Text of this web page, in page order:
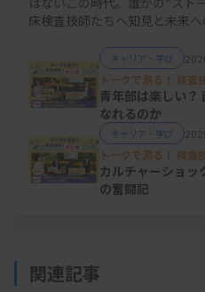
った時の話しをしますね
を担当。趣味は海外旅行
グ。医療系CRO企業所属
臨床検査業界を“わくわく”する
床検査技師たちへ知見と未来へ
キャリア・学び
トークで測る！ 検
青年部は楽しい
なれるのか
キャリア・学び
トークで測る！ 検
カルチャーショッ
の奮闘記
関連記事